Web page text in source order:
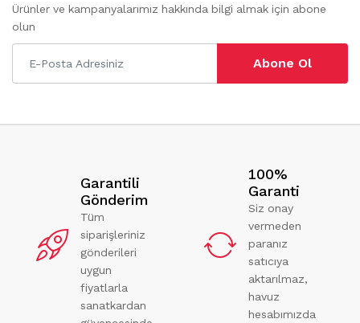
Ürünler ve kampanyalarımız hakkında bilgi almak için abone
olun
Abone Ol
Garantili
Gönderim
Tüm
siparişleriniz
gönderileri
uygun
fiyatlarla
sanatkardan
100%
Garanti
Siz onay
vermeden
paranız
satıcıya
aktarılmaz,
havuz
hesabımızda